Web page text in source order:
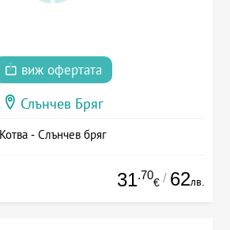
виж офертата
Слънчев Бряг
Котва - Слънчев бряг
31.70
€ / 62лв.